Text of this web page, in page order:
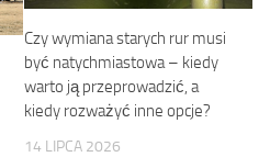
Czy wymiana starych rur musi
być natychmiastowa – kiedy
warto ją przeprowadzić, a
kiedy rozważyć inne opcje?
14 LIPCA 2026